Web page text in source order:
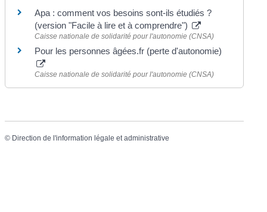
Apa : comment vos besoins sont-ils étudiés ?
(version "Facile à lire et à comprendre")
Caisse nationale de solidarité pour l'autonomie (CNSA)
Pour les personnes âgées.fr (perte d'autonomie)
Caisse nationale de solidarité pour l'autonomie (CNSA)
© Direction de l'information légale et administrative